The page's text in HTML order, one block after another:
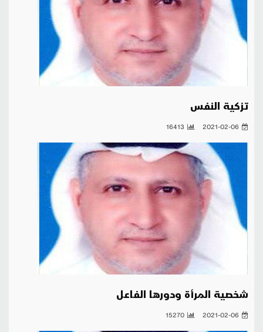
تزكية النفس
2021-02-06
16413
شخصية المرأة ودورها الفاعل
2021-02-06
15270